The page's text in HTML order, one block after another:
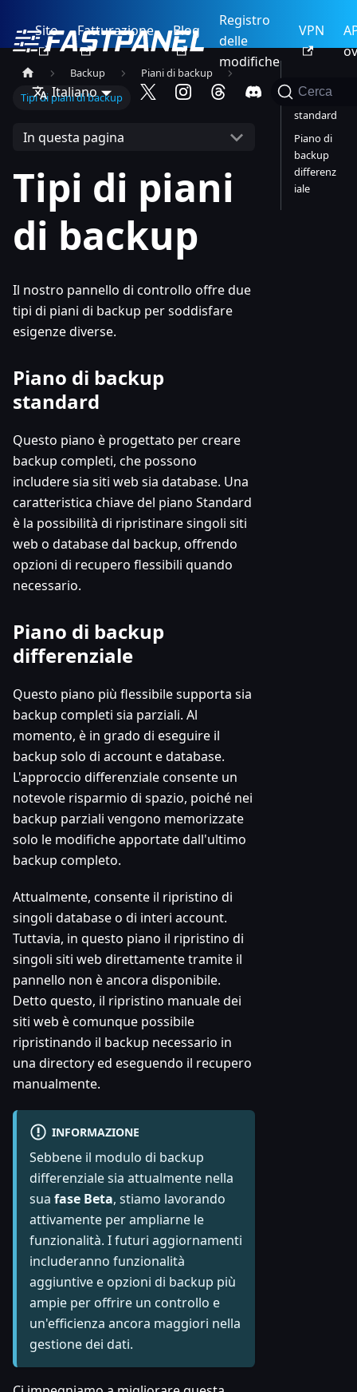
Sito Fatturazione Blog
Registro
delle
modifiche
VPN
Italiano Cerca
Backup
Piani di backup
Tipi di piani di backup
In questa pagina
Tipi di piani
di backup
Il nostro pannello di controllo offre due
tipi di piani di backup per soddisfare
esigenze diverse.
Piano di backup
standard
Questo piano è progettato per creare
backup completi, che possono
includere sia siti web sia database. Una
caratteristica chiave del piano Standard
è la possibilità di ripristinare singoli siti
web o database dal backup, offrendo
opzioni di recupero flessibili quando
necessario.
Piano di backup
differenziale
Questo piano più flessibile supporta sia
backup completi sia parziali. Al
momento, è in grado di eseguire il
backup solo di account e database.
L'approccio differenziale consente un
notevole risparmio di spazio, poiché nei
backup parziali vengono memorizzate
solo le modifiche apportate dall'ultimo
backup completo.
Attualmente, consente il ripristino di
singoli database o di interi account.
Tuttavia, in questo piano il ripristino di
singoli siti web direttamente tramite il
pannello non è ancora disponibile.
Detto questo, il ripristino manuale dei
siti web è comunque possibile
ripristinando il backup necessario in
una directory ed eseguendo il recupero
manualmente.
INFORMAZIONE
Sebbene il modulo di backup
differenziale sia attualmente nella
sua fase Beta, stiamo lavorando
attivamente per ampliarne le
funzionalità. I futuri aggiornamenti
includeranno funzionalità
aggiuntive e opzioni di backup più
ampie per offrire un controllo e
un'efficienza ancora maggiori nella
gestione dei dati.
backup
standard
Piano di
backup
differenz
iale